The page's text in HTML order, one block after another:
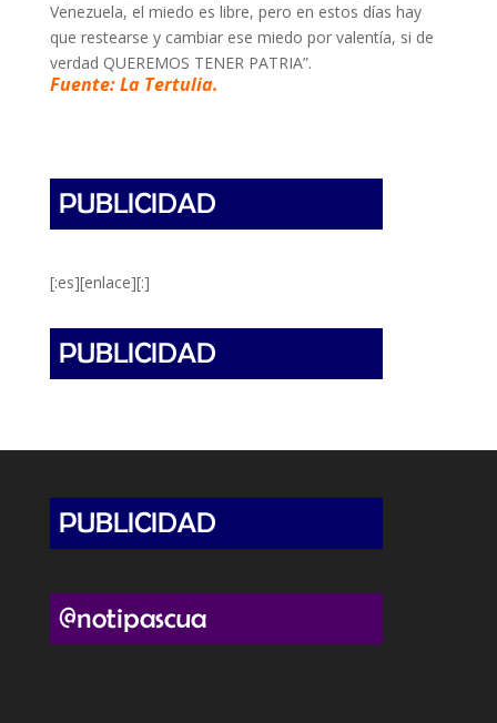
Venezuela, el miedo es libre, pero en estos días hay
que restearse y cambiar ese miedo por valentía, si de
verdad QUEREMOS TENER PATRIA”.
Fuente: La Tertulia.
[:es][enlace][:]